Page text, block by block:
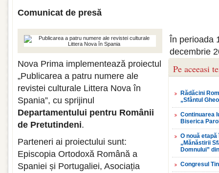
Comunicat de presă
Pe aceeasi
Rădăcini
„Sfântul
Continuarea
Biserica
O nouă
„Mănăstirii
Domnului”
Congresul
În perioada
decembrie
Nova Prima implementează proiectul
„Publicarea a patru numere ale
revistei culturale Littera Nova în
Spania”, cu sprijinul
Departamentului pentru Românii
de Pretutindeni.
Parteneri ai proiectului sunt:
Episcopia Ortodoxă Română a
Spaniei și Portugaliei, Asociația